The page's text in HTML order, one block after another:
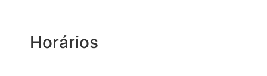
Horários